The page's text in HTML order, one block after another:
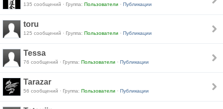
135 сообщений · Группа: Пользователи · Публикации
toru
125 сообщений · Группа: Пользователи · Публикации
Tessa
76 сообщений · Группа: Пользователи · Публикации
Tarazar
56 сообщений · Группа: Пользователи · Публикации